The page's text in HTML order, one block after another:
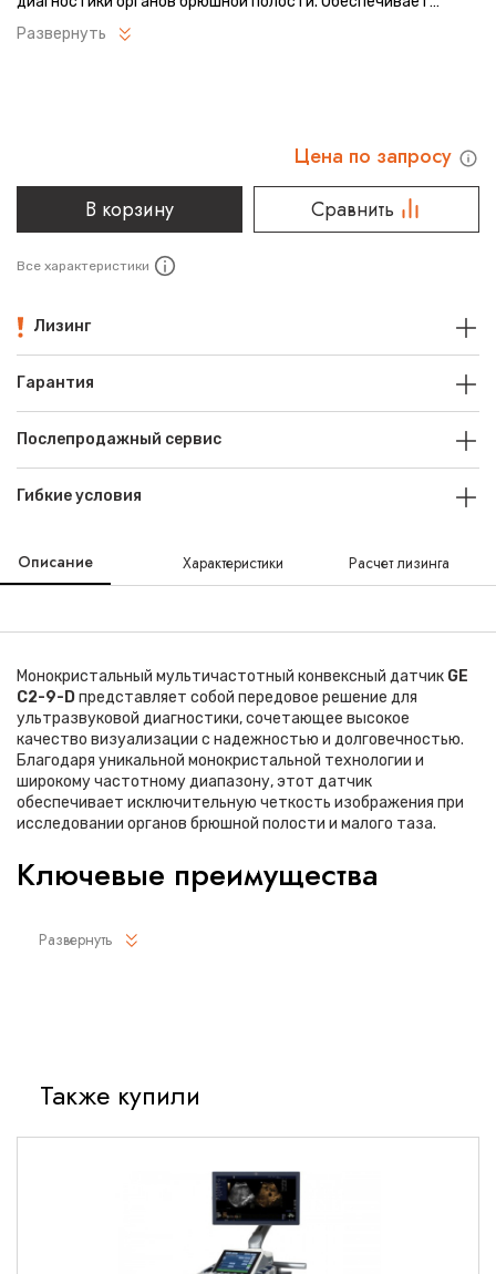
высокую четкость изображения благодаря монокристальной
технологии. Широкий частотный диапазон позволяет
Развернуть
Цена по запросу
В корзину
Сравнить
Все характеристики
Лизинг
Гарантия
Послепродажный сервис
Гибкие условия
Описание Характеристики Расчет лизинга
Монокристальный мультичастотный конвексный датчик GE
C2-9-Dпредставляет собой передовое решение для
ультразвуковой диагностики, сочетающее высокое
качество визуализации с надежностью и долговечностью.
Благодаря уникальной монокристальной технологии и
широкому частотному диапазону, этот датчик
обеспечивает исключительную четкость изображения при
исследовании органов брюшной полости и малого таза.
Ключевые преимущества
изображения
воздействиям
Полная совместимость с ультразвуковыми системами
Технические характеристики
Развернуть
Также купили